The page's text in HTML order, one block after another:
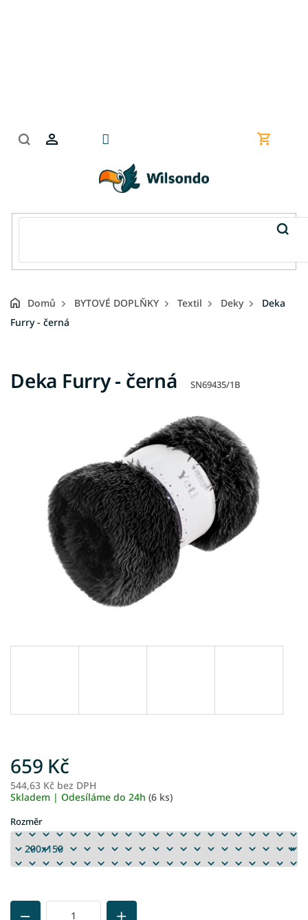
Nákupní
Domů BYTOVÉ DOPLŇKY Textil Deky
Deka
Furry - černá
Deka Furry - černá SN69435/1B
659 Kč
544,63 Kč bez DPH
Skladem | Odesíláme do 24h (6 ks)
Rozměr